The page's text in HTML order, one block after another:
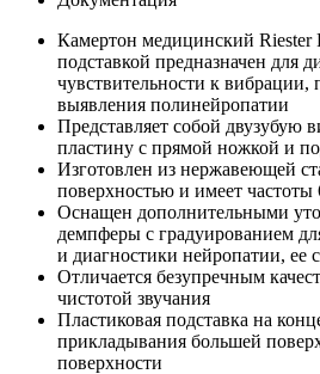
Камертон медицинский Riester
подставкой предназначен для
чувствительности к вибрации,
выявления полинейропатии
Представляет собой двузубую
пластину с прямой ножкой и
Изготовлен из нержавеющей
поверхностью и имеет частоты
Оснащен дополнительными
демпферы с градуированием
и диагностики нейропатии, ее
Отличается безупречным
чистотой звучания
Пластиковая подставка на
прикладывания большей
поверхности